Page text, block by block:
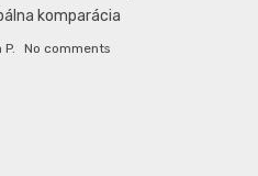
komparácia
No comments